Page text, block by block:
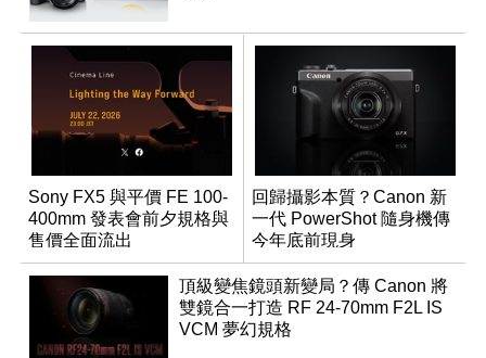
Sony FX5 與平價 FE 100-
400mm 發表會前夕規格與
售價全面流出
回歸攝影本質？Canon 新
一代 PowerShot 隨身機傳
今年底前現身
頂級變焦鏡頭新變局？傳 Canon 將
雙鏡合一打造 RF 24-70mm F2L IS
VCM 夢幻規格